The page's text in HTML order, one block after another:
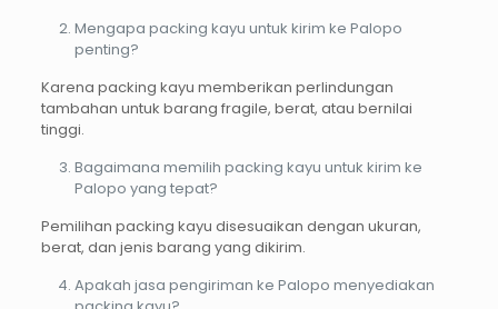
Mengapa packing kayu untuk kirim ke Palopo
penting?
Karena packing kayu memberikan perlindungan
tambahan untuk barang fragile, berat, atau bernilai
tinggi.
Bagaimana memilih packing kayu untuk kirim ke
Palopo yang tepat?
Pemilihan packing kayu disesuaikan dengan ukuran,
berat, dan jenis barang yang dikirim.
Apakah jasa pengiriman ke Palopo menyediakan